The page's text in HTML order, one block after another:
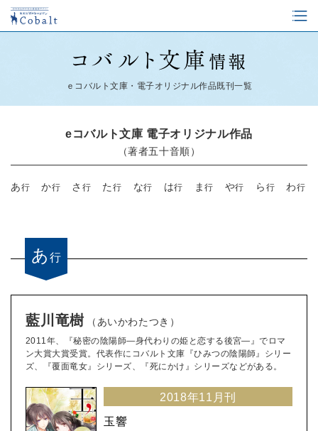
ｅコバルト文庫・電子オリジナル作品既刊一覧
eコバルト文庫 電子オリジナル作品
（著者五十音順）
あ行 か行 さ 行 た 行 な行 は行 ま行 や行 ら 行 わ行
あ 行
藍川竜樹 （あいかわたつき）
2011年、『秘密の陰陽師―身代わりの姫と恋する後宮―』でロマ
ン大賞大賞受賞。代表作にコバルト文庫『ひみつの陰陽師』シリー
ズ、『覆面竜女』シリーズ、『死にかけ』シリーズなどがある。
2018年11月刊
玉響